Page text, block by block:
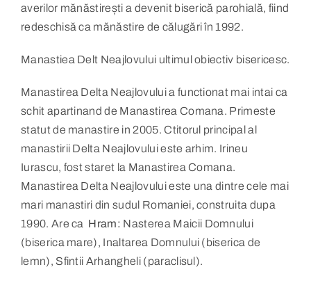
averilor mănăstirești a devenit biserică parohială, fiind
redeschisă ca mănăstire de călugări în 1992.
Manastiea Delt Neajlovului ultimul obiectiv bisericesc.
Manastirea Delta Neajlovului a functionat mai intai ca
schit apartinand de Manastirea Comana. Primeste
statut de manastire in 2005. Ctitorul principal al
manastirii Delta Neajlovului este arhim. Irineu
Iurascu, fost staret la Manastirea Comana.
Manastirea Delta Neajlovului este una dintre cele mai
mari manastiri din sudul Romaniei, construita dupa
1990. Are ca Hram: Nasterea Maicii Domnului
(biserica mare), Inaltarea Domnului (biserica de
lemn), Sfintii Arhangheli (paraclisul).